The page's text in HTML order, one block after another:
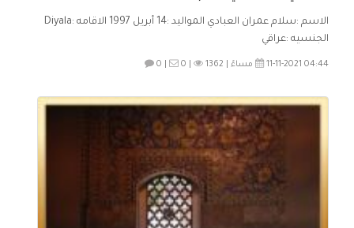
الاسم :سلام عمران العبادي المواليد :14 أبريل 1997 الاقامه :Diyala
الجنسيه :عراقي
11-11-2021 04:44 مساءً | 0 | 0 | 1362